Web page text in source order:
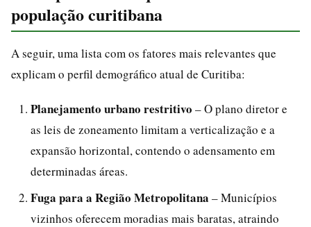
população curitibana
A seguir, uma lista com os fatores mais relevantes que
explicam o perfil demográfico atual de Curitiba:
Planejamento urbano restritivo – O plano diretor e
as leis de zoneamento limitam a verticalização e a
expansão horizontal, contendo o adensamento em
determinadas áreas.
Fuga para a Região Metropolitana – Municípios
vizinhos oferecem moradias mais baratas, atraindo